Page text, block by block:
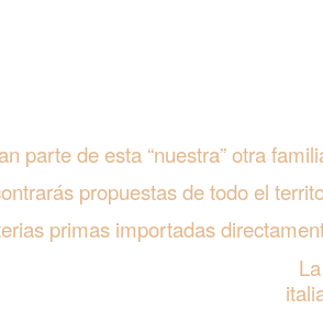
parte de esta “nuestra”otra
propuestas detodo el
primas importadas